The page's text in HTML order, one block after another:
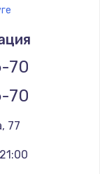
ремонт
70
70
77